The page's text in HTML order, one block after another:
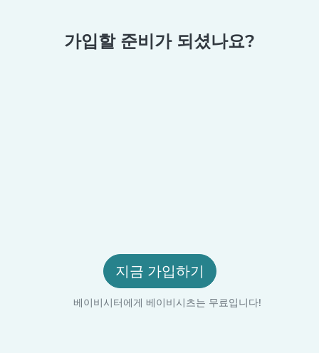
가입할 준비가 되셨나요?
지금 가입하기
베이비시터에게 베이비시츠는 무료입니다!